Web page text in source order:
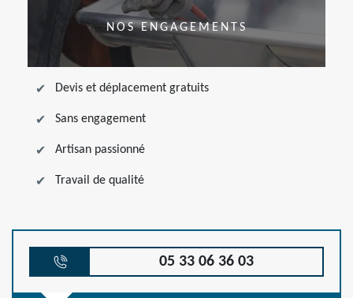
NOS ENGAGEMENTS
Devis et déplacement gratuits
Sans engagement
Artisan passionné
Travail de qualité
05 33 06 36 03